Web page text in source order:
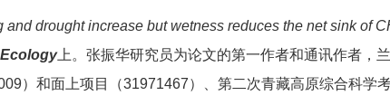
and drought increase but wetness reduces the net sink of
上。张振华研究员为论文的第一作者和通讯作者，
）和面上项目（31971467）、第二次青藏高原综合科学